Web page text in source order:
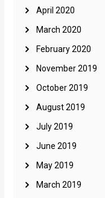
April 2020
March 2020
February 2020
November 2019
October 2019
August 2019
July 2019
June 2019
May 2019
March 2019